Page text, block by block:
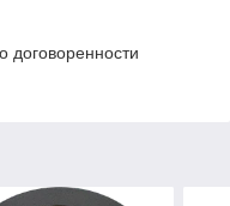
договоренности